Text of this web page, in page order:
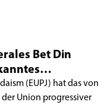
Bet Din
(EUPJ) hat das von
Union progressiver